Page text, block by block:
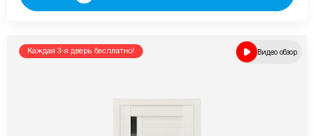
Каждая 3-я дверь бесплатно! Видео обзор